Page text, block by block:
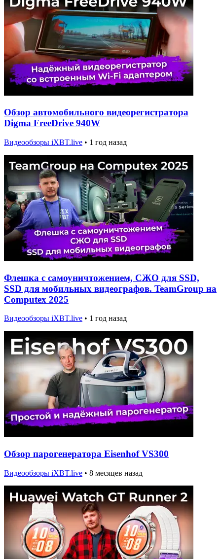
Обзор автомобильного видеорегистратора
Digma FreeDrive 940W
Видеообзоры iXBT.live • 1 год назад
Флешка с самоуничтожением, СЖО для SSD,
SSD для мобильных видеографов. TeamGroup на
Computex 2025
Видеообзоры iXBT.live • 1 год назад
Обзор парогенератора Eisenhof VS300
Видеообзоры iXBT.live • 8 месяцев назад